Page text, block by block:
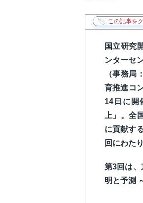
国立研究
ンターセ
（事務
育推進コ
14日に開
上」。全
に貢献す
回にわた
第3回は、
明と予測